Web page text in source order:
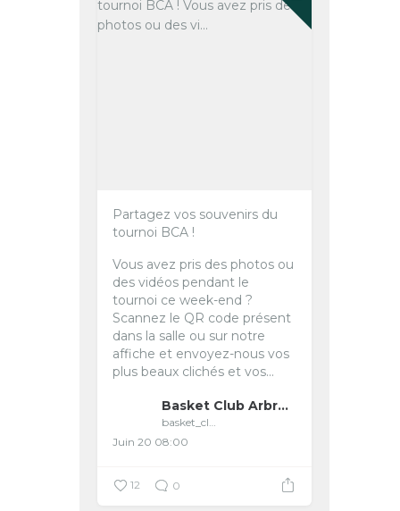
Partagez vos souvenirs du
tournoi BCA !
Vous avez pris des photos ou
des vidéos pendant le
tournoi ce week-end ?
Scannez le QR code présent
dans la salle ou sur notre
affiche et envoyez-nous vos
plus beaux clichés et vos...
Basket Club Arbreslois
basket_club_arbreslois
Juin 20 08:00
12 0